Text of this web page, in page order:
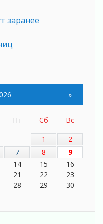
заранее
каждого
»
Пт Сб
Вс
1
2
7 8
9
14 15
16
21 22
23
28 29
30